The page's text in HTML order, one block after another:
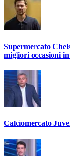
Supermercato
migliori occasioni in
Calciomercato